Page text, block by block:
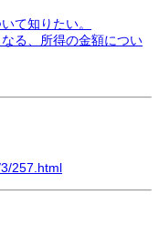
て知りたい。
る、所得の金額につい
257.html